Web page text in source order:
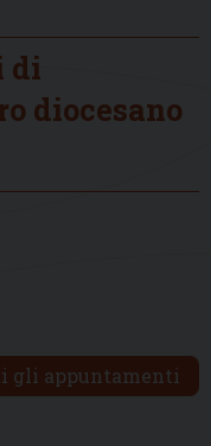
di
diocesano
gli appuntamenti